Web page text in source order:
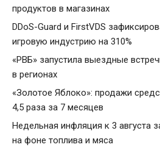
продуктов в магазинах
DDoS-Guard и FirstVDS
игровую индустрию на 310%
«РВБ» запустила выездные
в регионах
«Золотое Яблоко»: продажи
4,5 раза за 7 месяцев
Недельная инфляция к 3 августа
на фоне топлива и мяса